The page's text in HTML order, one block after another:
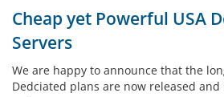
Cheap yet Powerful USA
Servers
We are happy to announce that the
Dedciated plans are now released